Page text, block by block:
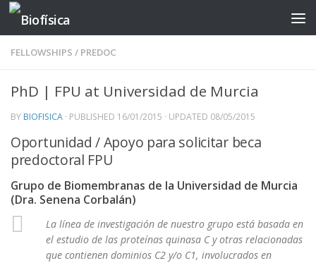
Skip to content
FELLOWSHIPS / PREDOC
PhD | FPU at Universidad de Murcia
BY BIOFISICA · PUBLISHED 16/01/2015 · UPDATED 08/05/2015
Oportunidad / Apoyo para solicitar beca
predoctoral FPU
Grupo de Biomembranas de la Universidad de Murcia
(Dra. Senena Corbalán)
La línea de investigación de nuestro grupo está basada en
el estudio de las proteínas quinasa C y otras relacionadas
que contienen dominios C2 y/o C1, involucrados en